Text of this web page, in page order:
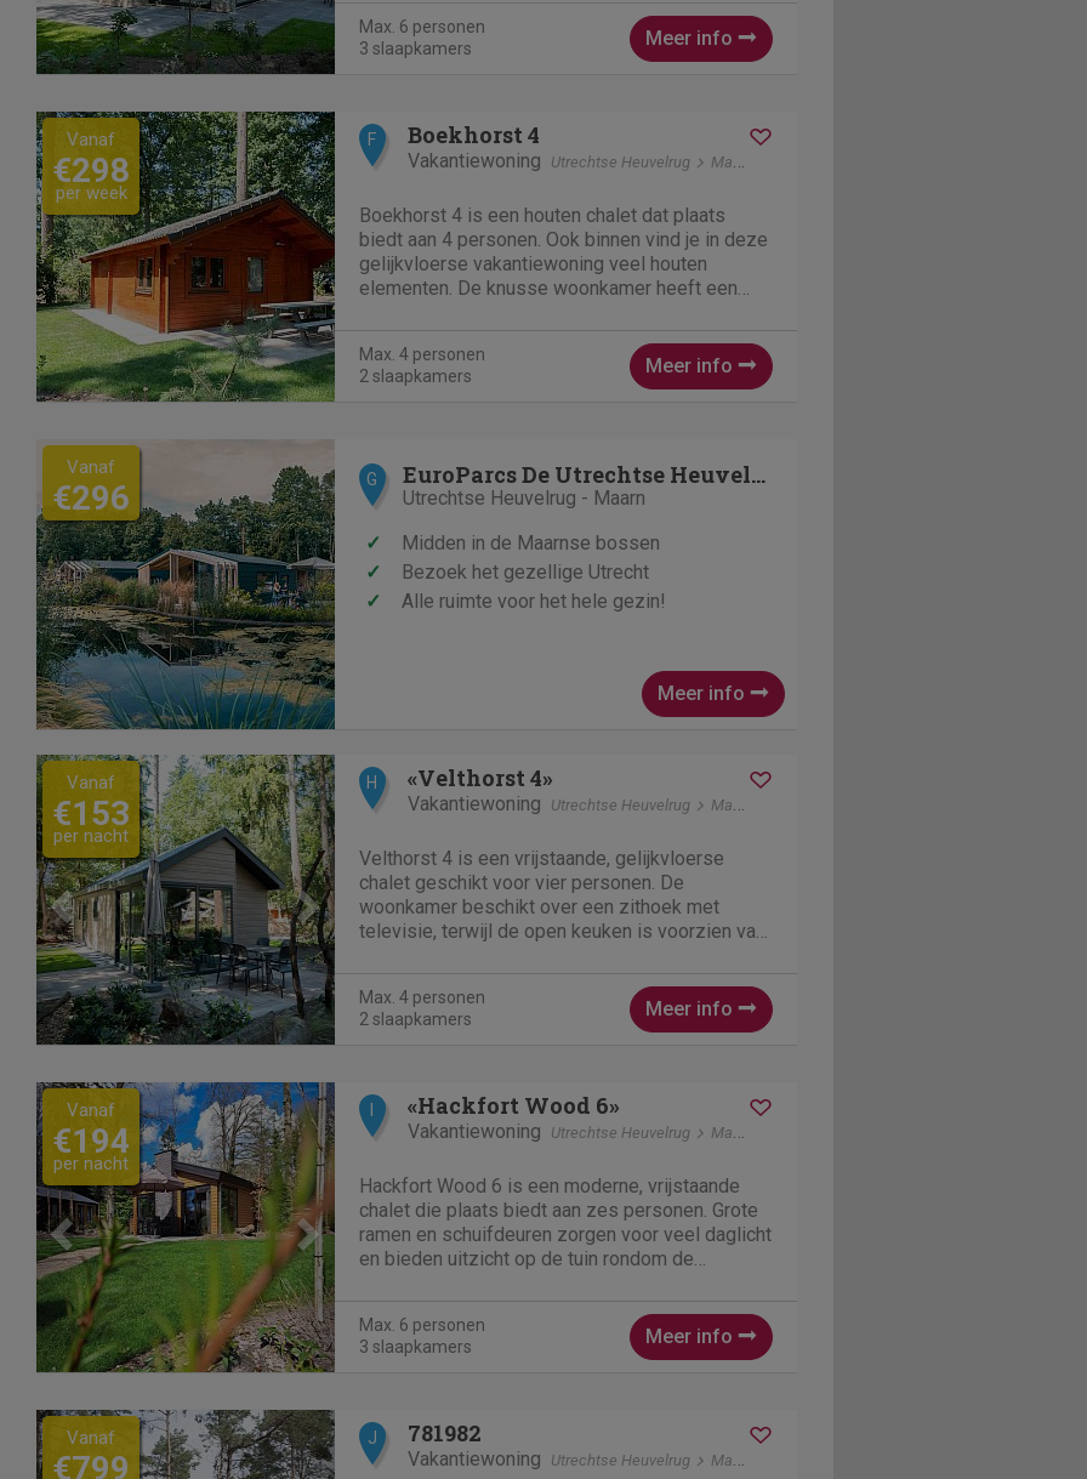
Er zijn in totaal 3...
Max. 6 personen
3 slaapkamers
Meer info
Vanaf
€298
per week
F Boekhorst 4
Vakantiewoning Utrechtse Heuvelrug Maarn
Boekhorst 4 is een houten chalet dat plaats
biedt aan 4 personen. Ook binnen vind je in deze
gelijkvloerse vakantiewoning veel houten
elementen. De knusse woonkamer heeft een
combimagnetron, koelkast zonder vriesvak,...
Max. 4 personen
2 slaapkamers
Meer info
Vanaf
€296
Meer info
G EuroParcs De Utrechtse Heuvelrug
Utrechtse Heuvelrug - Maarn
✓
Midden in de Maarnse bossen
✓
Bezoek het gezellige Utrecht
✓
Alle ruimte voor het hele gezin!
Previous Next
Vanaf
€153
per nacht
H «Velthorst 4»
Vakantiewoning Utrechtse Heuvelrug Maarn
Velthorst 4 is een vrijstaande, gelijkvloerse
chalet geschikt voor vier personen. De
woonkamer beschikt over een zithoek met
televisie, terwijl de open keuken is voorzien van
twee slaapkamers, elk met twee...
Max. 4 personen
2 slaapkamers
Meer info
Previous Next
Vanaf
€194
per nacht
«Hackfort Wood 6»
Vakantiewoning Utrechtse Heuvelrug Maarn
Hackfort Wood 6 is een moderne, vrijstaande
chalet die plaats biedt aan zes personen. Grote
ramen en schuifdeuren zorgen voor veel daglicht
en bieden uitzicht op de tuin rondom de
smart-tv, een eethoek en een open...
Max. 6 personen
3 slaapkamers
Meer info
Previous Next
Vanaf
€799
J 781982
Vakantiewoning Utrechtse Heuvelrug Maarn